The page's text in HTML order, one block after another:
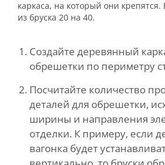
каркаса, на который они
из бруска 20 на 40.
Создайте деревянный
обрешетки по периметру
Посчитайте количество
деталей для обрешетки,
ширины и направления
отделки. К примеру, если
вагонка будет